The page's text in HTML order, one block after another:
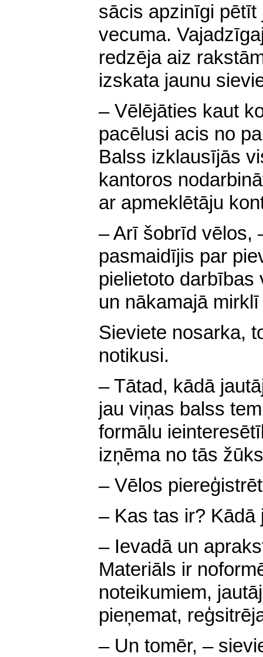
sācis apzinīgi pētīt
vecuma.
redzēja aiz
izskata jaunu
– Vēlējāties kaut
pacēlusi acis no
Balss izklausījās
kantoros
ar apmeklētāju
– Arī šobrīd vēlos,
pasmaidījis par
pielietoto darbības
un nākamajā
Sieviete nosarka,
notikusi.
– Tātad, kādā
jau viņas balss
formālu
izņēma no tās
– Vēlos
– Kas tas ir? Kādā
– Ievadā un
Materiāls ir
noteikumiem,
pieņemat,
– Un tomēr, –